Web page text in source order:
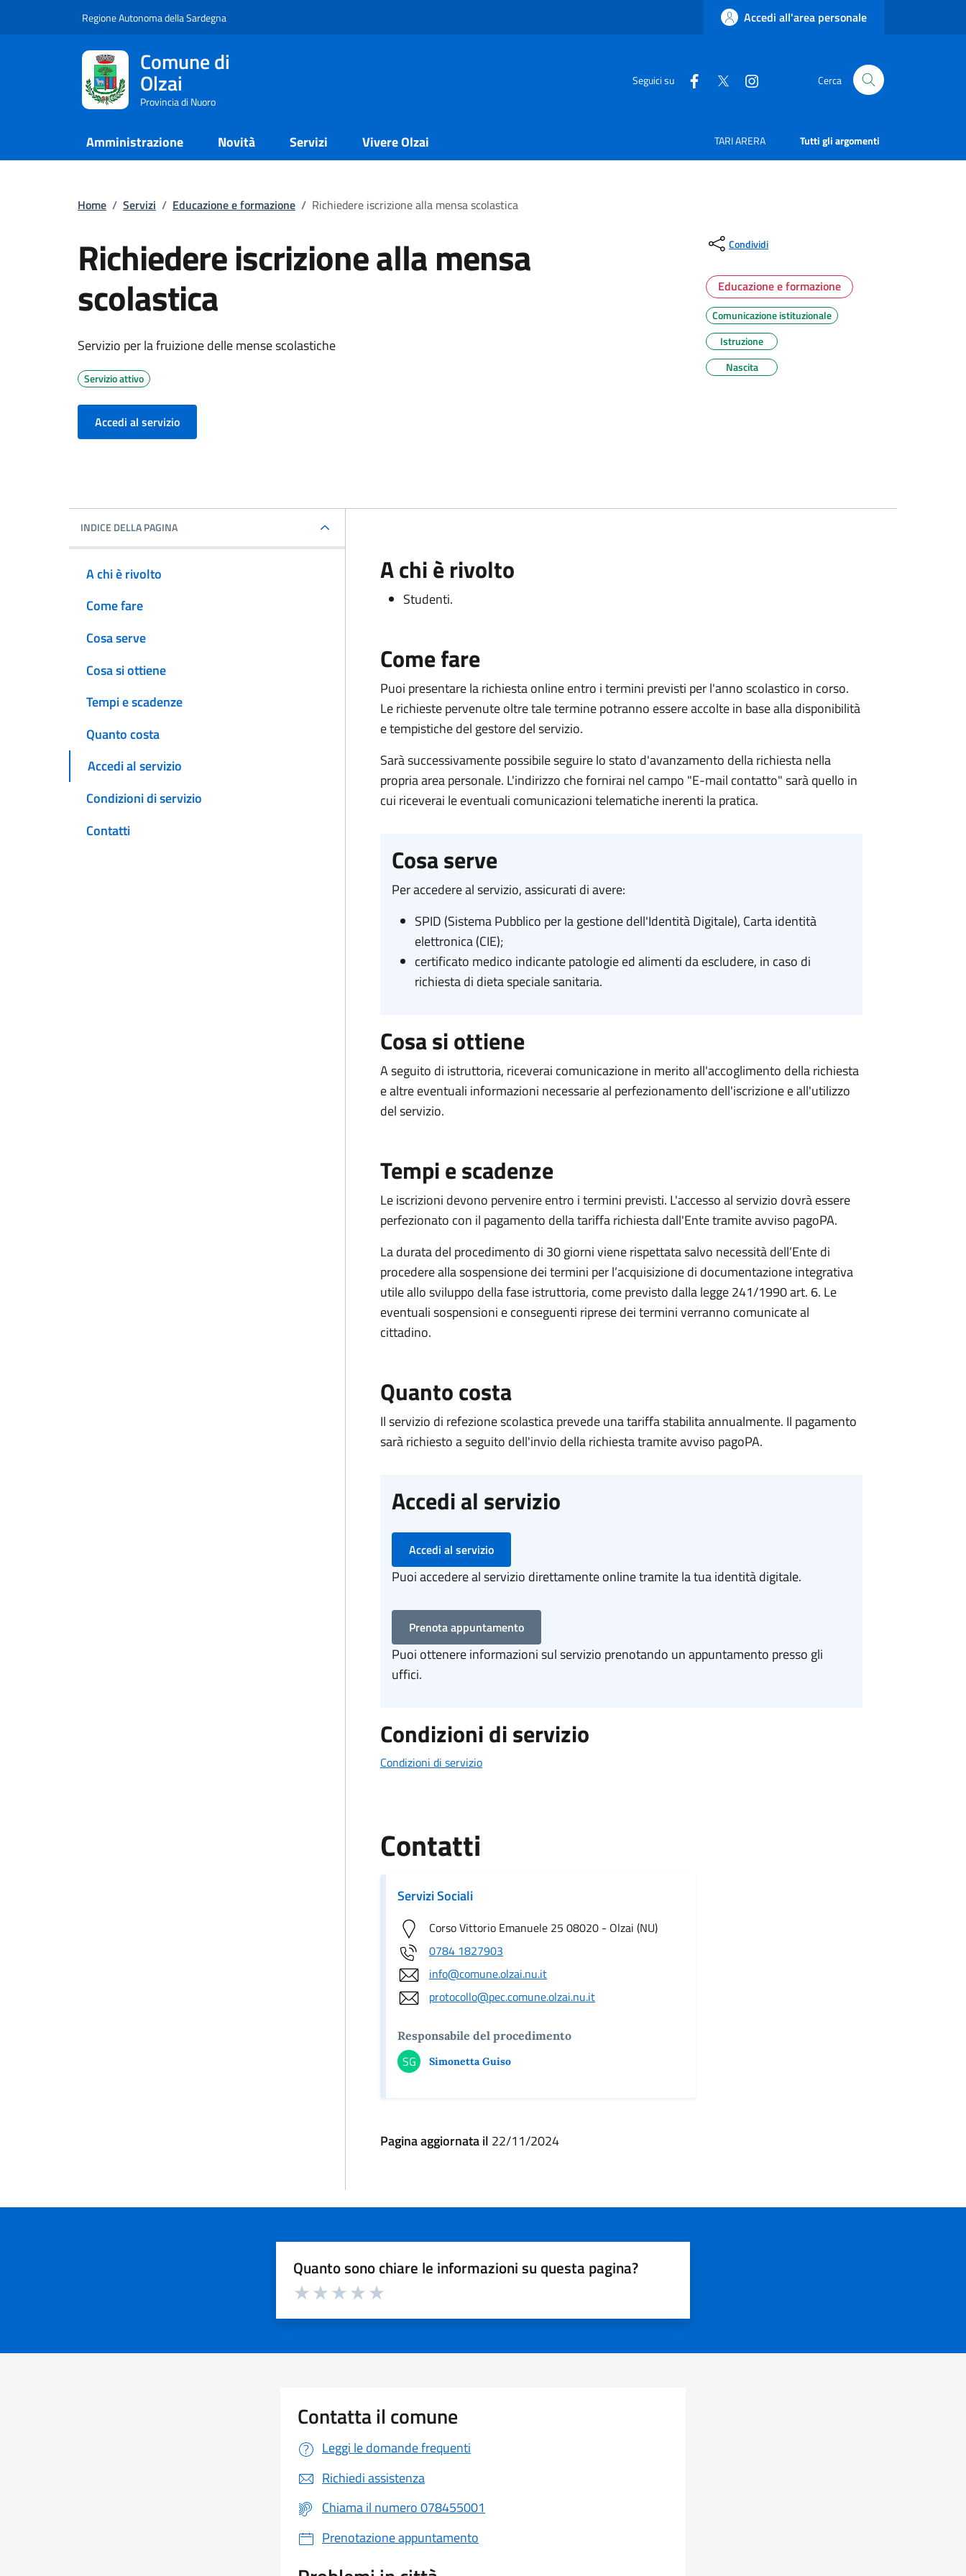
Regione Autonoma della Sardegna Accedi all'area personale
Comune di
Olzai
Provincia di Nuoro
Seguici su Cerca
Amministrazione Novità Servizi Vivere Olzai TARI ARERA Tutti gli argomenti
Home / Servizi / Educazione e formazione / Richiedere iscrizione alla mensa scolastica
Richiedere iscrizione alla mensa
scolastica
Servizio per la fruizione delle mense scolastiche
Servizio attivo
Accedi al servizio
Condividi
Educazione e formazione
Comunicazione istituzionale
Istruzione
Nascita
INDICE DELLA PAGINA
A chi è rivolto
Come fare
Cosa serve
Cosa si ottiene
Tempi e scadenze
Quanto costa
Accedi al servizio
Condizioni di servizio
Contatti
A chi è rivolto
Studenti.
Come fare
Puoi presentare la richiesta online entro i termini previsti per l'anno scolastico in corso.
Le richieste pervenute oltre tale termine potranno essere accolte in base alla disponibilità
e tempistiche del gestore del servizio.
Sarà successivamente possibile seguire lo stato d'avanzamento della richiesta nella
propria area personale. L'indirizzo che fornirai nel campo "E-mail contatto" sarà quello in
cui riceverai le eventuali comunicazioni telematiche inerenti la pratica.
Cosa serve
Per accedere al servizio, assicurati di avere:
SPID (Sistema Pubblico per la gestione dell'Identità Digitale), Carta identità
elettronica (CIE);
certificato medico indicante patologie ed alimenti da escludere, in caso di
richiesta di dieta speciale sanitaria.
Cosa si ottiene
A seguito di istruttoria, riceverai comunicazione in merito all'accoglimento della richiesta
e altre eventuali informazioni necessarie al perfezionamento dell'iscrizione e all'utilizzo
del servizio.
Tempi e scadenze
Le iscrizioni devono pervenire entro i termini previsti. L'accesso al servizio dovrà essere
perfezionato con il pagamento della tariffa richiesta dall'Ente tramite avviso pagoPA.
La durata del procedimento di 30 giorni viene rispettata salvo necessità dell’Ente di
procedere alla sospensione dei termini per l’acquisizione di documentazione integrativa
utile allo sviluppo della fase istruttoria, come previsto dalla legge 241/1990 art. 6. Le
eventuali sospensioni e conseguenti riprese dei termini verranno comunicate al
cittadino.
Quanto costa
Il servizio di refezione scolastica prevede una tariffa stabilita annualmente. Il pagamento
sarà richiesto a seguito dell'invio della richiesta tramite avviso pagoPA.
Accedi al servizio
Accedi al servizio
Puoi accedere al servizio direttamente online tramite la tua identità digitale.
Prenota appuntamento
Puoi ottenere informazioni sul servizio prenotando un appuntamento presso gli
uffici.
Condizioni di servizio
Condizioni di servizio
Contatti
Servizi Sociali
Corso Vittorio Emanuele 25 08020 - Olzai (NU)
0784 1827903
info@comune.olzai.nu.it
protocollo@pec.comune.olzai.nu.it
Responsabile del procedimento
SG Simonetta Guiso
Pagina aggiornata il 22/11/2024
Quanto sono chiare le informazioni su questa pagina?
Valuta da 1 a 5 stelle la pagina
Contatta il comune
Leggi le domande frequenti
Richiedi assistenza
Chiama il numero 078455001
Prenotazione appuntamento